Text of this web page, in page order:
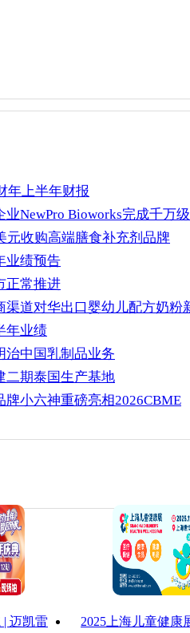
年上半年财报
NewPro Bioworks完成千万级
元收购高端膳食补充剂品牌
业绩预告
正常推进
渠道对华出口婴幼儿配方奶粉
关要求
年业绩
治中国乳制品业务
二期泰国生产基地
牌小六神重磅亮相2026CBME
| 迈凯雷
2025上海儿童健康